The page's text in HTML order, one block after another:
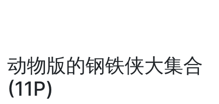
动物版的钢铁侠大集合
(11P)